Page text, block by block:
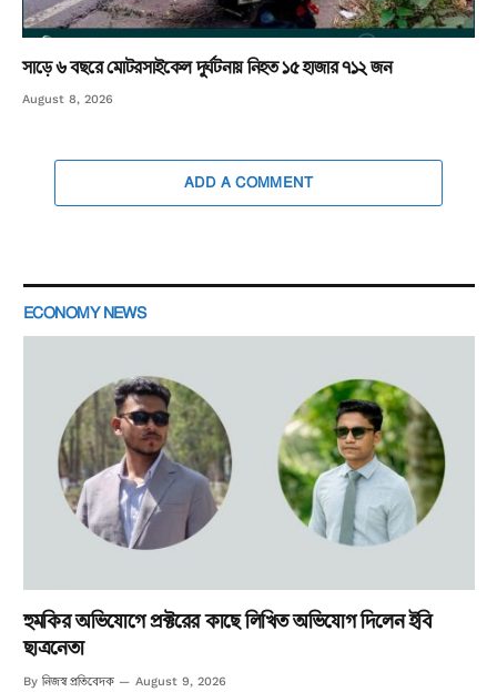
সাড়ে ৬ বছরে মোটরসাইকেল দুর্ঘটনায় নিহত ১৫ হাজার ৭১২ জন
August 8, 2026
ADD A COMMENT
ECONOMY NEWS
হুমকির অভিযোগে প্রক্টরের কাছে লিখিত অভিযোগ দিলেন ইবি
ছাত্রনেতা
By নিজস্ব প্রতিবেদক August 9, 2026